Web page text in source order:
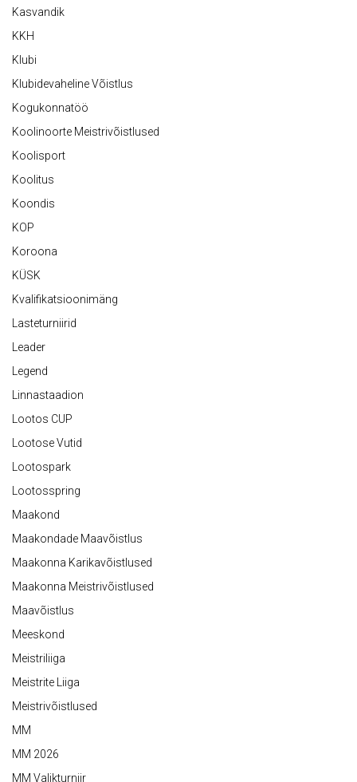
Kasvandik
KKH
Klubi
Klubidevaheline Võistlus
Kogukonnatöö
Koolinoorte Meistrivõistlused
Koolisport
Koolitus
Koondis
KOP
Koroona
KÜSK
Kvalifikatsioonimäng
Lasteturniirid
Leader
Legend
Linnastaadion
Lootos CUP
Lootose Vutid
Lootospark
Lootosspring
Maakond
Maakondade Maavõistlus
Maakonna Karikavõistlused
Maakonna Meistrivõistlused
Maavõistlus
Meeskond
Meistriliiga
Meistrite Liiga
Meistrivõistlused
MM
MM 2026
MM Valikturniir